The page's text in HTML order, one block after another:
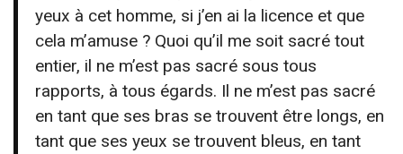
yeux à cet homme, si j’en ai la licence et que
cela m’amuse ? Quoi qu’il me soit sacré tout
entier, il ne m’est pas sacré sous tous
rapports, à tous égards. Il ne m’est pas sacré
en tant que ses bras se trouvent être longs, en
tant que ses yeux se trouvent bleus, en tant